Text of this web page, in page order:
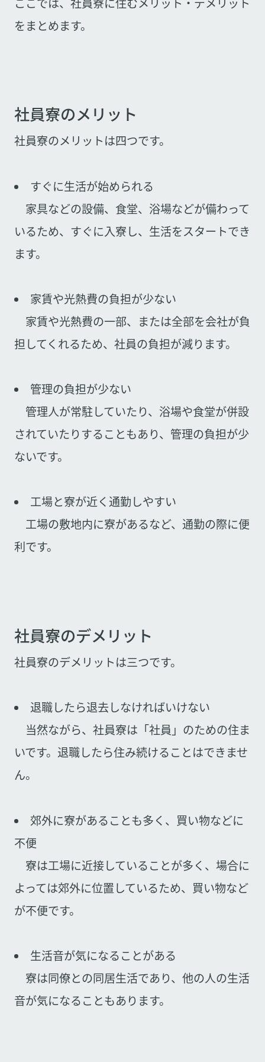
をまとめます。
社員寮のメリット
社員寮のメリットは四つです。
すぐに生活が始められる
家具などの設備、食堂、浴場などが備わって
いるため、すぐに入寮し、生活をスタートでき
ます。
家賃や光熱費の負担が少ない
家賃や光熱費の一部、または全部を会社が負
担してくれるため、社員の負担が減ります。
管理の負担が少ない
管理人が常駐していたり、浴場や食堂が併設
されていたりすることもあり、管理の負担が少
ないです。
工場と寮が近く通勤しやすい
工場の敷地内に寮があるなど、通勤の際に便
利です。
社員寮のデメリット
社員寮のデメリットは三つです。
退職したら退去しなければいけない
当然ながら、社員寮は「社員」のための住ま
いです。退職したら住み続けることはできませ
ん。
郊外に寮があることも多く、買い物などに
不便
寮は工場に近接していることが多く、場合に
よっては郊外に位置しているため、買い物など
が不便です。
生活音が気になることがある
寮は同僚との同居生活であり、他の人の生活
音が気になることもあります。